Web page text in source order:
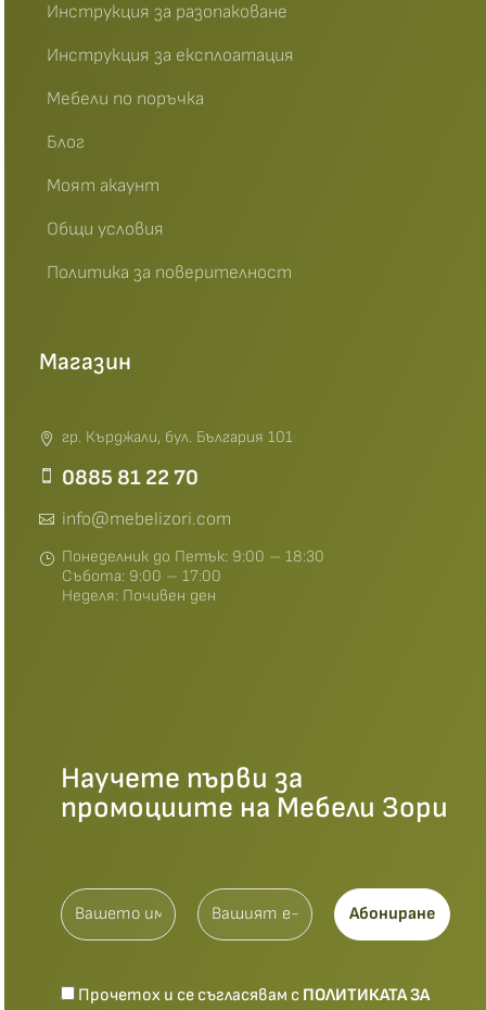
Инструкция за разопаковане
Инструкция за експлоатация
Мебели по поръчка
Блог
Моят акаунт
Общи условия
Политика за поверителност
Магазин
гр. Кърджали, бул. България 101
0885 81 22 70
info@mebelizori.com
Понеделник до Петък: 9:00 – 18:30
Събота: 9:00 – 17:00
Неделя: Почивен ден
Научете първи за
промоциите на Мебели Зори
Прочетох и се съгласявам с ПОЛИТИКАТА ЗА